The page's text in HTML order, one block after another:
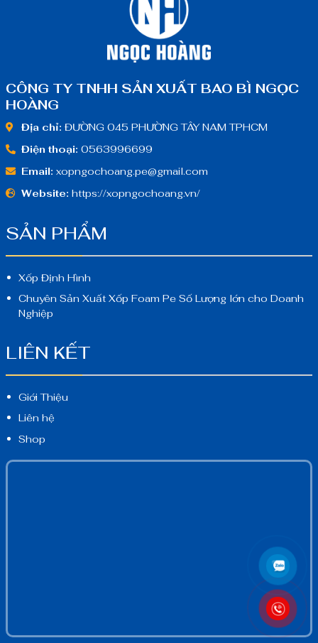
CÔNG TY TNHH SẢN XUẤT BAO BÌ NGỌC
HOÀNG
Địa chỉ: ĐƯỜNG 045 PHƯỜNG TÂY NAM TPHCM
Điện thoại: 0563996699
Email: xopngochoang.pe@gmail.com
Website: https://xopngochoang.vn/
SẢN PHẨM
Xốp Định Hình
Chuyên Sản Xuất Xốp Foam Pe Số Lượng lớn cho Doanh
Nghiệp
LIÊN KẾT
Giới Thiệu
Liên hệ
Shop